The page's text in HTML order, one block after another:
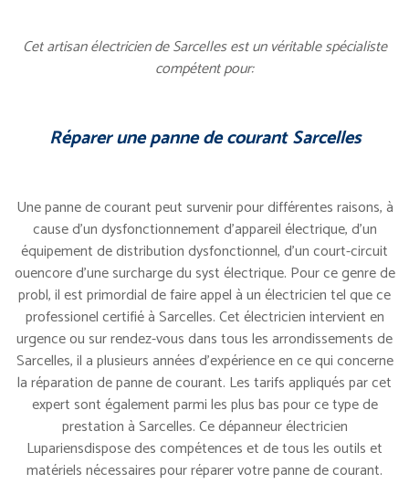
Cet artisan électricien de Sarcelles est un véritable spécialiste
compétent pour:
Réparer une panne de courant Sarcelles
Une panne de courant peut survenir pour différentes raisons, à
cause d’un dysfonctionnement d’appareil électrique, d’un
équipement de distribution dysfonctionnel, d’un court-circuit
ouencore d’une surcharge du syst électrique. Pour ce genre de
probl, il est primordial de faire appel à un électricien tel que ce
professionel certifié à Sarcelles. Cet électricien intervient en
urgence ou sur rendez-vous dans tous les arrondissements de
Sarcelles, il a plusieurs années d’expérience en ce qui concerne
la réparation de panne de courant. Les tarifs appliqués par cet
expert sont également parmi les plus bas pour ce type de
prestation à Sarcelles. Ce dépanneur électricien
Lupariensdispose des compétences et de tous les outils et
matériels nécessaires pour réparer votre panne de courant.